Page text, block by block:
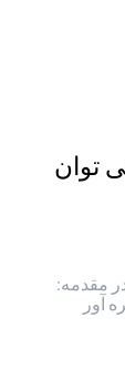
توان
مقدمه:
آور